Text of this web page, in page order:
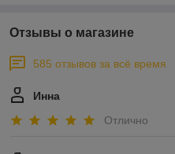
Отзывы о магазине
585 отзывов за всё время
Инна
Отлично